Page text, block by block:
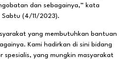
dan sebagainya,” kata
Sabtu (4/11/2023).
yang membutuhkan bantuan
Kami hadirkan di sini bidang
yang mungkin masyarakat